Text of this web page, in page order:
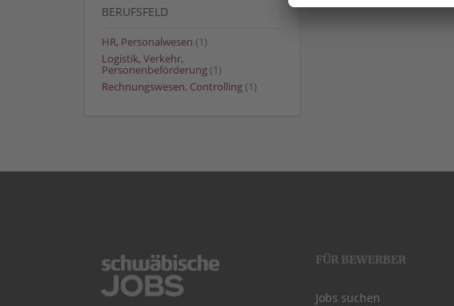
BERUFSFELD
HR, Personalwesen (1)
Logistik, Verkehr,
Personenbeförderung (1)
Rechnungswesen, Controlling (1)
FÜR BEWERBER
Jobs suchen